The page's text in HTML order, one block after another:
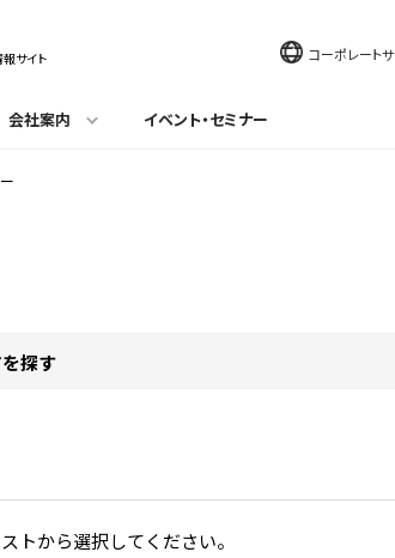
報サイト コーポレートサ
会社案内 イベント・セミナー
探す
トから選択してください。